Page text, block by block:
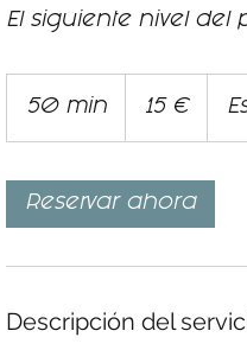
El siguiente nivel del
50 min
m
15 €
Reservar ahora
Descripción del